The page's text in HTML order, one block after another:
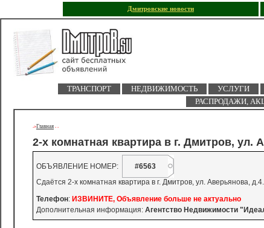
Дмитровские новости
ТРАНСПОРТ НЕДВИЖИМОСТЬ УСЛУГИ
РАСПРОДАЖИ,
->Главная - -
2-х комнатная квартира в г. Дмитров, ул.
ОБЪЯВЛЕНИЕ НОМЕР:
#6563
Сдаётся 2-х комнатная квартира в г. Дмитров, ул. Аверьянова,
Телефон: ИЗВИНИТЕ, Объявление больше не актуально
Дополнительная информация: Агентство Недвижимости